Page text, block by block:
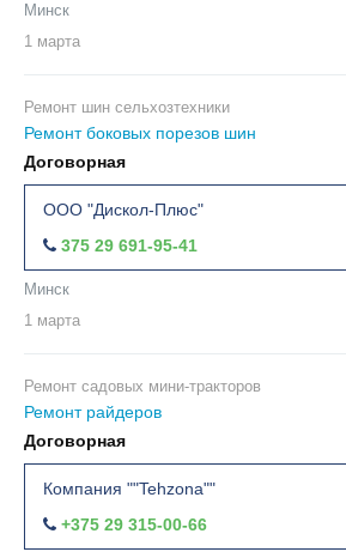
Минск
1 марта
Ремонт шин сельхозтехники
Ремонт боковых порезов шин
Договорная
ООО "Дискол-Плюс"
375 29 691-95-41
Минск
1 марта
Ремонт садовых мини-тракторов
Ремонт райдеров
Договорная
Компания ""Tehzona""
+375 29 315-00-66